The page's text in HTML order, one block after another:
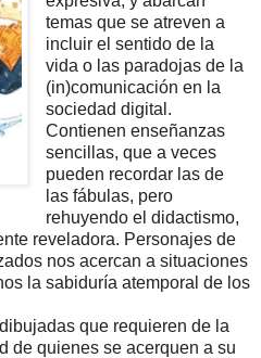
temas que se atreven a
incluir el sentido de la
vida o las paradojas de la
(in)comunicación en la
sociedad digital.
Contienen enseñanzas
sencillas, que a veces
pueden recordar las de
las fábulas, pero
rehuyendo el didactismo,
reveladora. Personajes de
nos acercan a situaciones
la sabiduría atemporal de los
que requieren de la
de quienes se acerquen a su